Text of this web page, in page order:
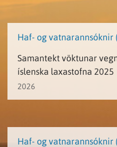
Haf- og vatnarannsóknir
Samantekt vöktunar
íslenska laxastofna 2025
2026
Haf- og vatnarannsóknir